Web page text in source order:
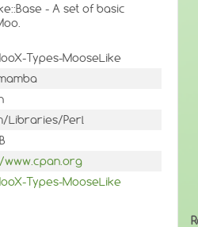
- A set of basic
Types-MooseLike
Libraries/Perl
www.cpan.org
Types-MooseLike